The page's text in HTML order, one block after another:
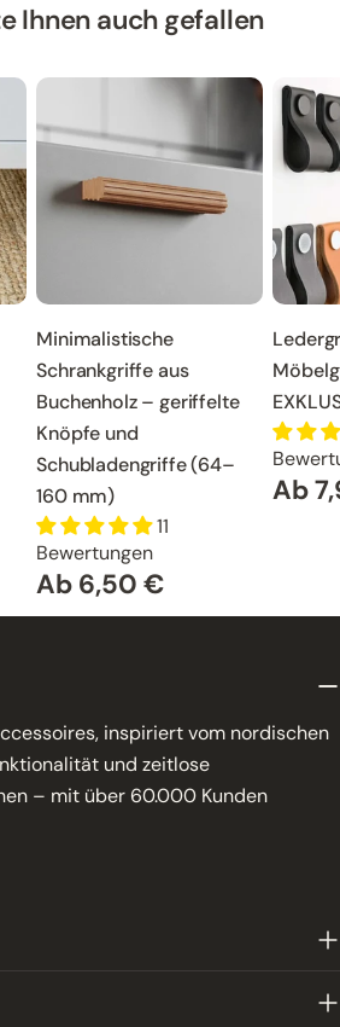
Ihnen auch gefallen
Minimalistische
Schrankgriffe aus
Buchenholz – geriffelte
Knöpfe und
Schubladengriffe (64–
160 mm)
11
Bewertungen
Regulärer
Preis
Ab 6,50 €
Ab
inspiriert vom nordischen
und zeitlose
– mit über 60.000 Kunden